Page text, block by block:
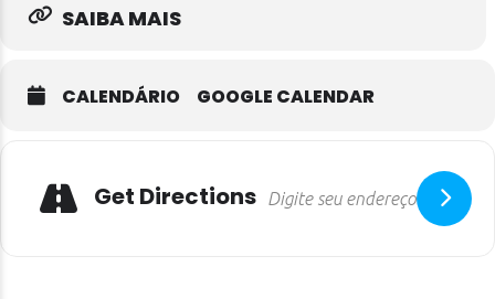
SAIBA MAIS
CALENDÁRIO GOOGLE CALENDAR
Get Directions